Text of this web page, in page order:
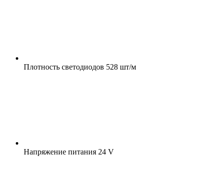
Плотность светодиодов 528 шт/м
Напряжение питания 24 V